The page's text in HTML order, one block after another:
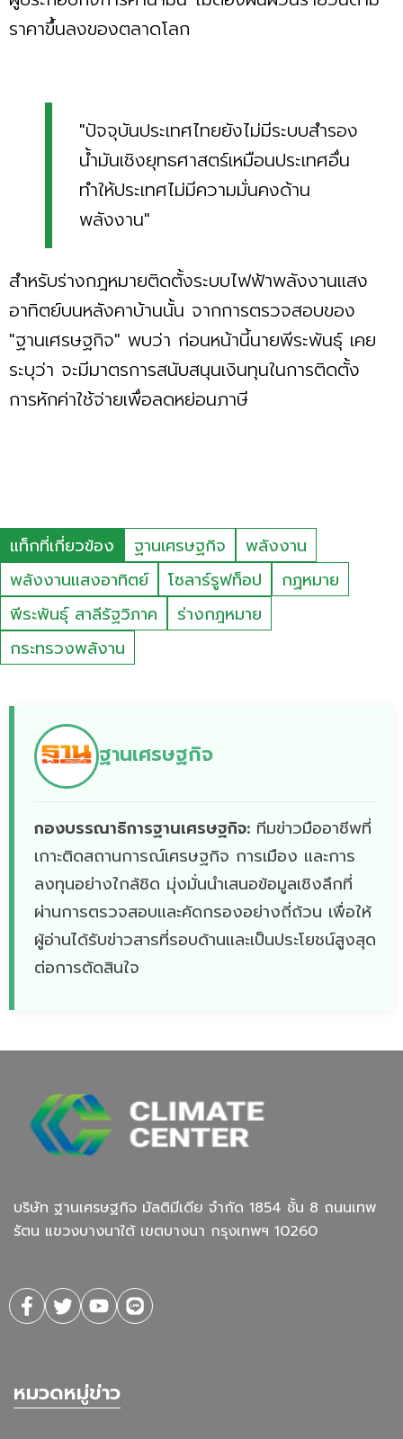
ราคาขึ้นลงของตลาดโลก
"ปัจจุบันประเทศไทยยังไม่มีระบบสำรอง
น้ำมันเชิงยุทธศาสตร์เหมือนประเทศอื่น
ทำให้ประเทศไม่มีความมั่นคงด้าน
พลังงาน"
สำหรับร่างกฎหมายติดตั้งระบบไฟฟ้าพลังงานแสง
อาทิตย์บนหลังคาบ้านนั้น จากการตรวจสอบของ
"ฐานเศรษฐกิจ" พบว่า ก่อนหน้านี้นายพีระพันธุ์ เคย
ระบุว่า จะมีมาตรการสนับสนุนเงินทุนในการติดตั้ง
การหักค่าใช้จ่ายเพื่อลดหย่อนภาษี
แท็กที่เกี่ยวข้อง ฐานเศรษฐกิจ
พลังงาน
พลังงานแสงอาทิตย์
โซลาร์รูฟท็อป
กฏหมาย
พีระพันธุ์ สาลีรัฐวิภาค
ร่างกฎหมาย
กระทรวงพลังาน
ฐานเศรษฐกิจ
กองบรรณาธิการฐานเศรษฐกิจ: ทีมข่าวมืออาชีพที่
เกาะติดสถานการณ์เศรษฐกิจ การเมือง และการ
ลงทุนอย่างใกล้ชิด มุ่งมั่นนำเสนอข้อมูลเชิงลึกที่
ผ่านการตรวจสอบและคัดกรองอย่างถี่ถ้วน เพื่อให้
ผู้อ่านได้รับข่าวสารที่รอบด้านและเป็นประโยชน์สูงสุด
ต่อการตัดสินใจ
บริษัท ฐานเศรษฐกิจ มัลติมีเดีย จํากัด 1854 ชั้น 8 ถนนเทพ
รัตน แขวงบางนาใต้ เขตบางนา กรุงเทพฯ 10260
หมวดหมู่ข่าว